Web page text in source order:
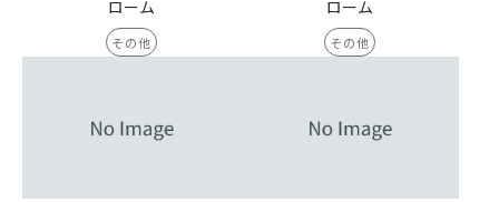
ローム
その他
ローム
その他